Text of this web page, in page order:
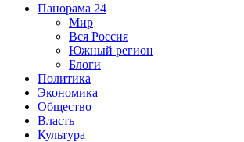
Панорама 24
Мир
Вся Россия
Южный регион
Блоги
Политика
Экономика
Общество
Власть
Культура